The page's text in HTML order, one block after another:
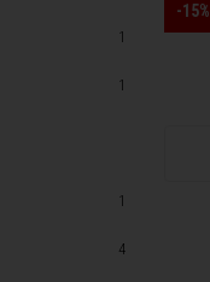
-15%
1
1
1
4